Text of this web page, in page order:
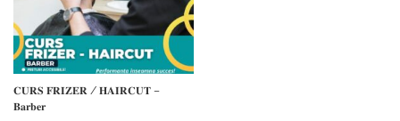
𝐂𝐔𝐑𝐒 𝐅𝐑𝐈𝐙𝐄𝐑 / 𝐇𝐀𝐈𝐑𝐂𝐔𝐓 –
𝐁𝐚𝐫𝐛𝐞𝐫